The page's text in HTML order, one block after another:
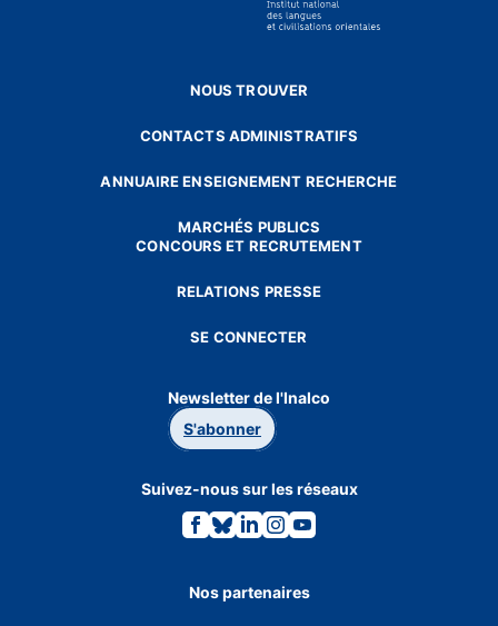
NOUS TROUVER
CONTACTS ADMINISTRATIFS
ANNUAIRE ENSEIGNEMENT RECHERCHE
MARCHÉS PUBLICS
CONCOURS ET RECRUTEMENT
RELATIONS PRESSE
SE CONNECTER
Newsletter de l'Inalco
S'abonner
Suivez-nous sur les réseaux
Lien
vers
Facebook.
Lien
vers
Bluesky.
Lien
vers
Linkedin.
Lien
vers
Instagram.
Lien
vers
Youtube.
Nos partenaires